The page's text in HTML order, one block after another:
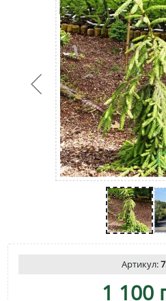
Артикул:
1 100